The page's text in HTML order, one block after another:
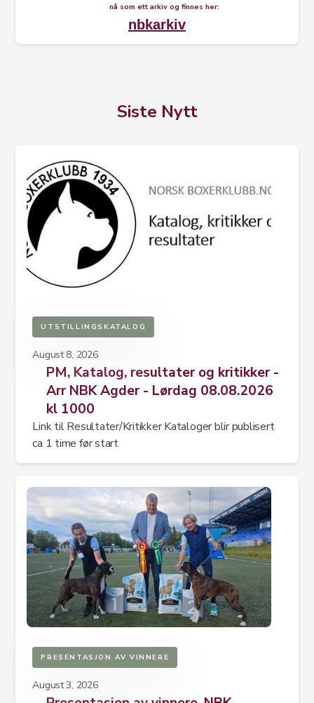
nå som ett arkiv og finnes her:
nbkarkiv
Siste Nytt
UTSTILLINGSKATALOG
August 8, 2026
PM, Katalog, resultater og kritikker -
Arr NBK Agder - Lørdag 08.08.2026
kl 1000
Link til Resultater/Kritikker Kataloger blir publisert
ca 1 time før start
PRESENTASJON AV VINNERE
August 3, 2026